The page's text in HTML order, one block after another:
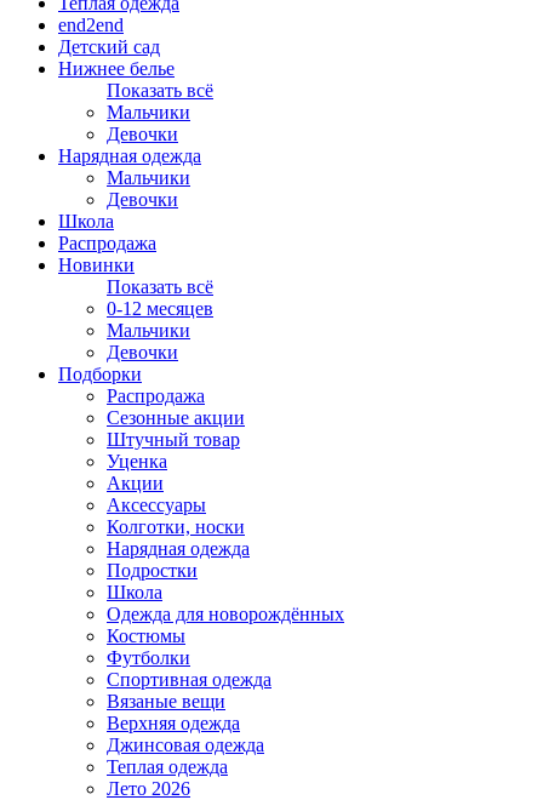
end2end
Детский сад
Нижнее белье
Показать всё
Мальчики
Девочки
Нарядная одежда
Мальчики
Девочки
Школа
Распродажа
Новинки
Показать всё
0-12 месяцев
Мальчики
Девочки
Подборки
Распродажа
Сезонные акции
Штучный товар
Уценка
Акции
Аксессуары
Колготки, носки
Нарядная одежда
Подростки
Школа
Одежда для новорождённых
Костюмы
Футболки
Спортивная одежда
Вязаные вещи
Верхняя одежда
Джинсовая одежда
Теплая одежда
Лето 2026